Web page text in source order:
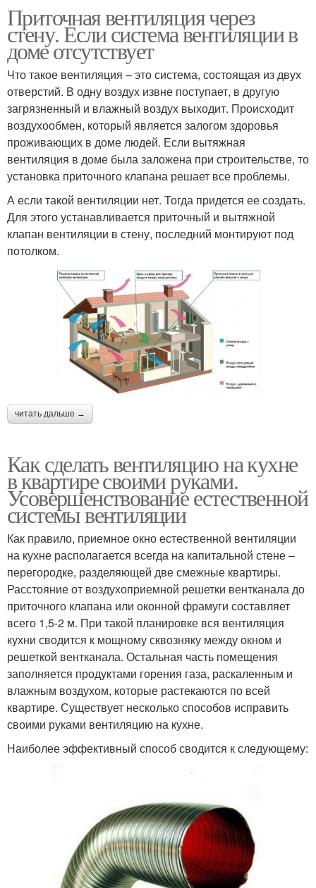
Приточная вентиляция через
стену. Если система вентиляции в
доме отсутствует
Что такое вентиляция – это система, состоящая из двух
отверстий. В одну воздух извне поступает, в другую
загрязненный и влажный воздух выходит. Происходит
воздухообмен, который является залогом здоровья
проживающих в доме людей. Если вытяжная
вентиляция в доме была заложена при строительстве, то
установка приточного клапана решает все проблемы.
А если такой вентиляции нет. Тогда придется ее создать.
Для этого устанавливается приточный и вытяжной
клапан вентиляции в стену, последний монтируют под
потолком.
читать дальше →
Как сделать вентиляцию на кухне
в квартире своими руками.
Усовершенствование естественной
системы вентиляции
Как правило, приемное окно естественной вентиляции
на кухне располагается всегда на капитальной стене –
перегородке, разделяющей две смежные квартиры.
Расстояние от воздухоприемной решетки вентканала до
приточного клапана или оконной фрамуги составляет
всего 1,5-2 м. При такой планировке вся вентиляция
кухни сводится к мощному сквозняку между окном и
решеткой вентканала. Остальная часть помещения
заполняется продуктами горения газа, раскаленным и
влажным воздухом, которые растекаются по всей
квартире. Существует несколько способов исправить
своими руками вентиляцию на кухне.
Наиболее эффективный способ сводится к следующему: